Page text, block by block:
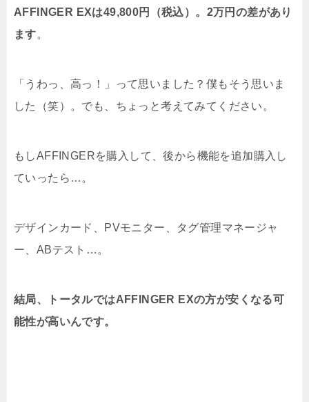
AFFINGER EXは49,800円（税込）。2万円の差があり
ます。
「うわっ、高っ！」って思いました？僕もそう思いま
した（笑）。でも、ちょっと考えてみてください。
もしAFFINGERを購入して、後から機能を追加購入し
ていったら…。
デザインカード、PVモニター、タグ管理マネージャ
ー、ABテスト…。
結局、トータルではAFFINGER EXの方が安くなる可
能性が高いんです。